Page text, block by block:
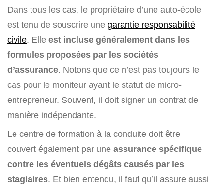
Dans tous les cas, le propriétaire d’une auto-école
est tenu de souscrire une garantie responsabilité
civile. Elle est incluse généralement dans les
formules proposées par les sociétés
d’assurance. Notons que ce n’est pas toujours le
cas pour le moniteur ayant le statut de micro-
entrepreneur. Souvent, il doit signer un contrat de
manière indépendante.
Le centre de formation à la conduite doit être
couvert également par une assurance spécifique
contre les éventuels dégâts causés par les
stagiaires. Et bien entendu, il faut qu’il assure aussi